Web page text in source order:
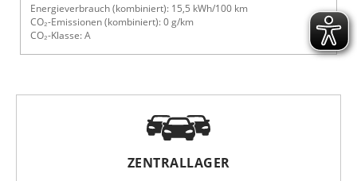
Energieverbrauch (kombiniert): 15,5 kWh/100 km
CO₂-Emissionen (kombiniert): 0 g/km
CO₂-Klasse: A
ZENTRALLAGER